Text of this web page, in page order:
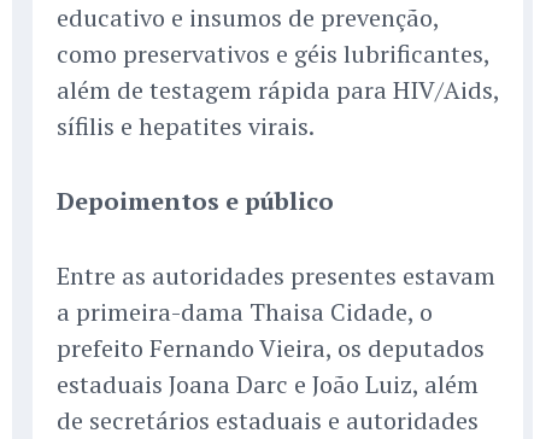
educativo e insumos de prevenção,
como preservativos e géis lubrificantes,
além de testagem rápida para HIV/Aids,
sífilis e hepatites virais.
Depoimentos e público
Entre as autoridades presentes estavam
a primeira-dama Thaisa Cidade, o
prefeito Fernando Vieira, os deputados
estaduais Joana Darc e João Luiz, além
de secretários estaduais e autoridades